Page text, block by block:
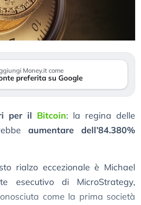
Money.it come
preferita su Google
per il Bitcoin: la regina delle
aumentare dell’84.380%
rialzo eccezionale è Michael
esecutivo di MicroStrategy,
come la prima società